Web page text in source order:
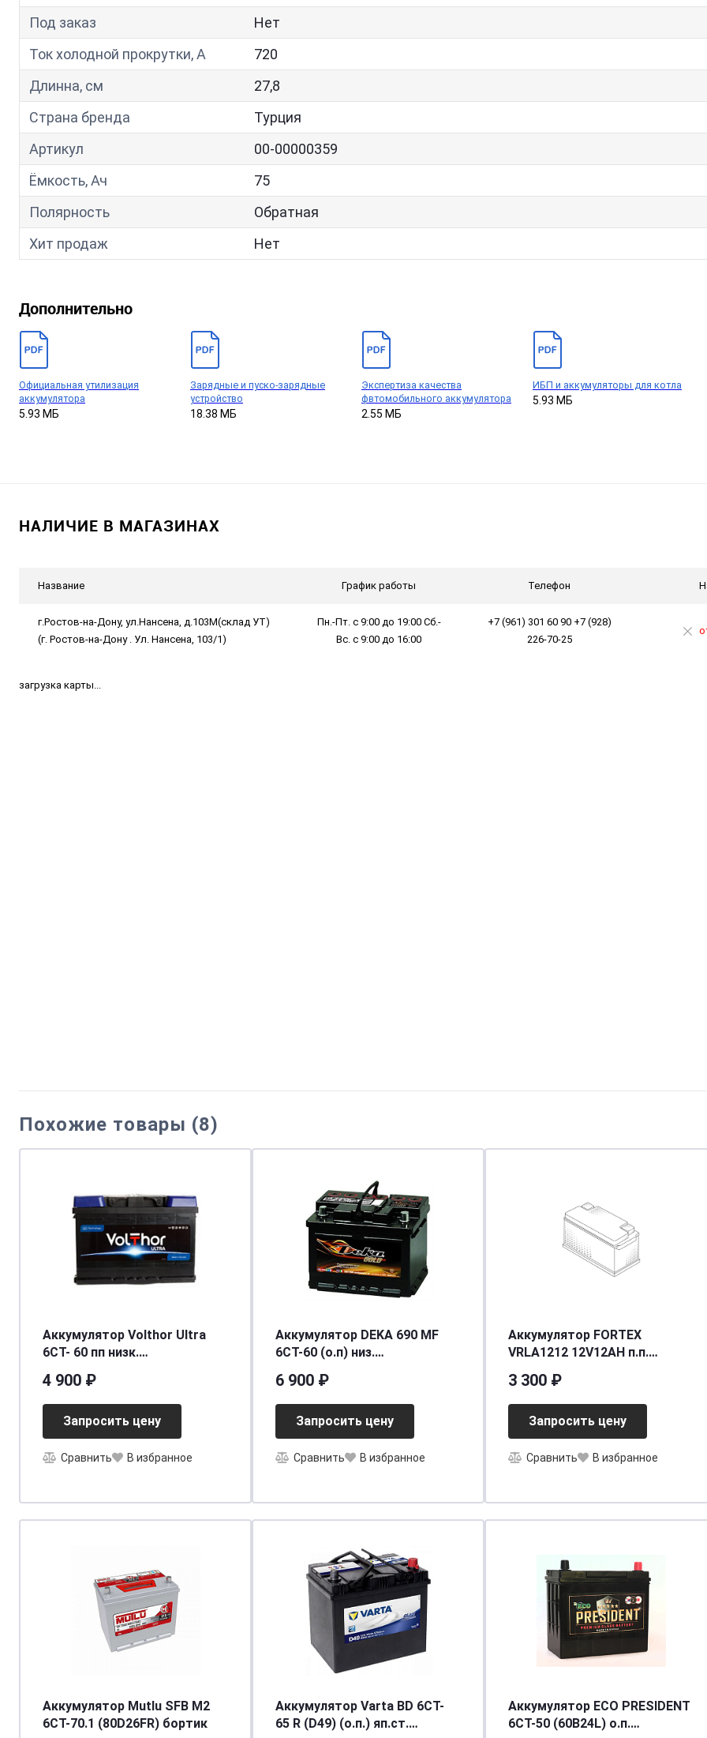
Под заказ
Нет
Ток холодной прокрутки, A
720
Длинна, см
27,8
Страна бренда
Турция
Артикул
00-00000359
Ёмкость, Ач
75
Полярность
Обратная
Хит продаж
Нет
Дополнительно
Официальная утилизация
аккумулятора
5.93 МБ
Зарядные и пуско-зарядные
устройство
18.38 МБ
Экспертиза качества
фвтомобильного аккумулятора
2.55 МБ
ИБП и аккумуляторы для котла
5.93 МБ
НАЛИЧИЕ В МАГАЗИНАХ
Название График работы Телефон
г.Ростов-на-Дону, ул.Нансена, д.103М(склад УТ)
(г. Ростов-на-Дону . Ул. Нансена, 103/1)
Пн.-Пт. с 9:00 до 19:00 Сб.-
Вс. с 9:00 до 16:00
+7 (961) 301 60 90 +7 (928)
226-70-25
загрузка карты...
Похожие товары (8)
Аккумулятор Volthor Ultra
6СТ- 60 пп низк.
4 900 ₽
Запросить цену
Сравнить В избранное
Аккумулятор DEKA 690 MF
6СТ-60 (о.п) низ.
6 900 ₽
Запросить цену
Сравнить В избранное
Аккумулятор FORTEX
VRLA1212 12V12AH п.п.
[д150ш86в130/200]
3 300 ₽
Запросить цену
Сравнить В избранное
Аккумулятор Mutlu SFB M2
6СТ-70.1 (80D26FR) бортик
Аккумулятор Varta BD 6CT-
65 R (D49) (о.п.) яп.ст.
Аккумулятор ECO PRESIDENT
6СТ-50 (60B24L) о.п.